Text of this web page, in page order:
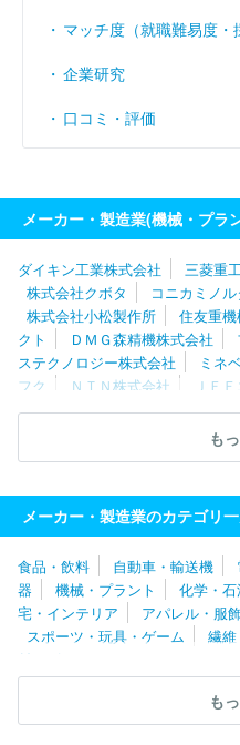
マッチ度（就職難易度・
企業研究
口コミ・評価
メーカー・製造業(機械・プラ
ダイキン工業株式会社 三菱重
株式会社クボタ
コニカミノ
株式会社小松製作所
住友重
クト
ＤＭＧ森精機株式会社
ステクノロジー株式会社
ミネ
フク
ＮＴＮ株式会社 ＪＦ
ンジニアリング株式会社
株式
製作所
社
トーテックアメニティ株式
式会社
タカラベルモント株式
三井金属株式会社
株式会社
ーパワーテクノロジー株式会社
オークマ株式会社
ナブテスコ
リューションズ株式会社
株式
も
メーカー・製造業のカテゴリ
食品・飲料 自動車・輸送機
器
機械・プラント 化学・石
宅・インテリア
アパレル・服
スポーツ・玩具・ゲーム
繊維
材（ゴム・ガラス・セラミックス）
（その他）
農林・水産 た
も